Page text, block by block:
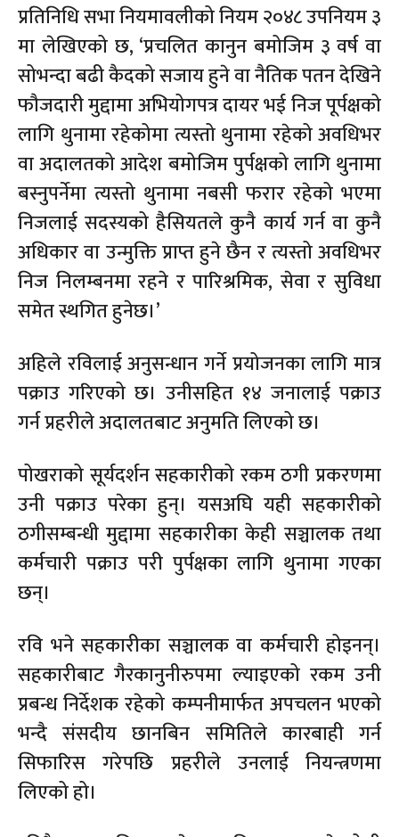
प्रतिनिधि सभा नियमावलीको नियम २०४८ उपनियम ३
मा लेखिएको छ, ‘प्रचलित कानुन बमोजिम ३ वर्ष वा
सोभन्दा बढी कैदको सजाय हुने वा नैतिक पतन देखिने
फौजदारी मुद्दामा अभियोगपत्र दायर भई निज पूर्पक्षको
लागि थुनामा रहेकोमा त्यस्तो थुनामा रहेको अवधिभर
वा अदालतको आदेश बमोजिम पुर्पक्षको लागि थुनामा
बस्नुपर्नेमा त्यस्तो थुनामा नबसी फरार रहेको भएमा
निजलाई सदस्यको हैसियतले कुनै कार्य गर्न वा कुनै
अधिकार वा उन्मुक्ति प्राप्त हुने छैन र त्यस्तो अवधिभर
निज निलम्बनमा रहने र पारिश्रमिक, सेवा र सुविधा
समेत स्थगित हुनेछ।’
अहिले रविलाई अनुसन्धान गर्ने प्रयोजनका लागि मात्र
पक्राउ गरिएको छ। उनीसहित १४ जनालाई पक्राउ
गर्न प्रहरीले अदालतबाट अनुमति लिएको छ।
पोखराको सूर्यदर्शन सहकारीको रकम ठगी प्रकरणमा
उनी पक्राउ परेका हुन्। यसअघि यही सहकारीको
ठगीसम्बन्धी मुद्दामा सहकारीका केही सञ्चालक तथा
कर्मचारी पक्राउ परी पुर्पक्षका लागि थुनामा गएका
छन्।
रवि भने सहकारीका सञ्चालक वा कर्मचारी होइनन्।
सहकारीबाट गैरकानुनीरुपमा ल्याइएको रकम उनी
प्रबन्ध निर्देशक रहेको कम्पनीमार्फत अपचलन भएको
भन्दै संसदीय छानबिन समितिले कारबाही गर्न
सिफारिस गरेपछि प्रहरीले उनलाई नियन्त्रणमा
लिएको हो।